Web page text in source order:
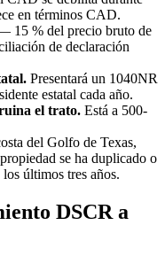
en términos CAD.
15 % del precio bruto de
de declaración
Presentará un 1040NR
estatal cada año.
el trato. Está a 500-
del Golfo de Texas,
se ha duplicado o
últimos tres años.
DSCR a